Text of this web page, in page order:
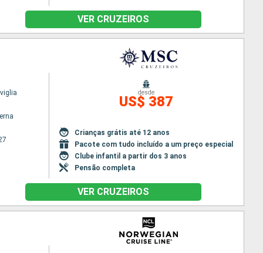
VER CRUZEIROS
desde
US$ 387
Crianças grátis até 12 anos
Pacote com tudo incluído a um preço especial
Clube infantil a partir dos 3 anos
Pensão completa
VER CRUZEIROS